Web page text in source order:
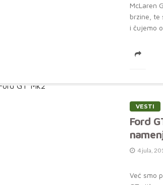
McLaren
brzine, te
i čujemo
VESTI
Ford
4 jula,
Već smo